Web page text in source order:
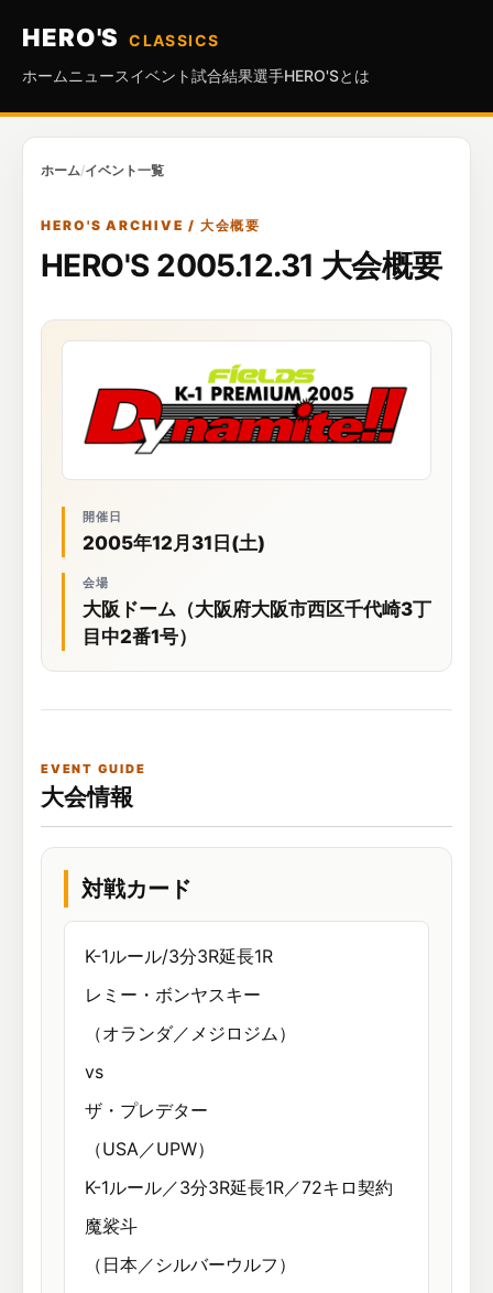
HERO'S
CLASSICS
ホーム ニュースイベント試合結果選手HERO'Sとは
ホーム/イベント一覧
HERO'S ARCHIVE / 大会概要
HERO'S 2005.12.31 大会概要
開催日
2005年12月31日(土)
会場
大阪ドーム（大阪府大阪市西区千代崎3丁
目中2番1号）
EVENT GUIDE
大会情報
対戦カード
K-1ルール/3分3R延長1R
レミー・ボンヤスキー
（オランダ／メジロジム）
vs
ザ・プレデター
（USA／UPW）
K-1ルール／3分3R延長1R／72キロ契約
魔裟斗
（日本／シルバーウルフ）